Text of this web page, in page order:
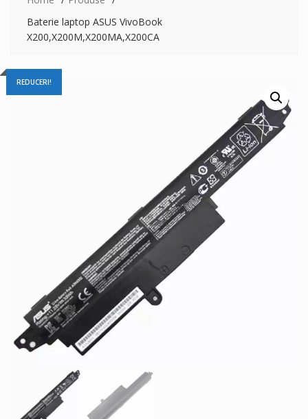
Baterie laptop ASUS VivoBook
X200,X200M,X200MA,X200CA
REDUCERI!